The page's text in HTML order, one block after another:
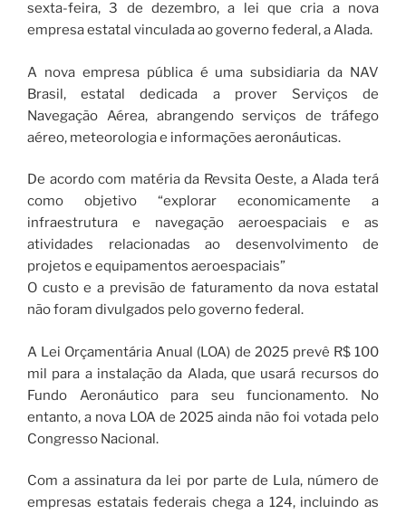
sexta-feira, 3 de dezembro, a lei que cria a nova
empresa estatal vinculada ao governo federal, a Alada.
A nova empresa pública é uma subsidiaria da NAV
Brasil, estatal dedicada a prover Serviços de
Navegação Aérea, abrangendo serviços de tráfego
aéreo, meteorologia e informações aeronáuticas.
De acordo com matéria da Revsita Oeste, a Alada terá
como objetivo “explorar economicamente a
infraestrutura e navegação aeroespaciais e as
atividades relacionadas ao desenvolvimento de
projetos e equipamentos aeroespaciais”
O custo e a previsão de faturamento da nova estatal
não foram divulgados pelo governo federal.
A Lei Orçamentária Anual (LOA) de 2025 prevê R$ 100
mil para a instalação da Alada, que usará recursos do
Fundo Aeronáutico para seu funcionamento. No
entanto, a nova LOA de 2025 ainda não foi votada pelo
Congresso Nacional.
Com a assinatura da lei por parte de Lula, número de
empresas estatais federais chega a 124, incluindo as